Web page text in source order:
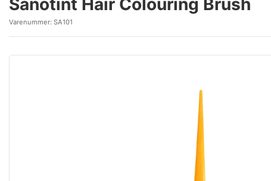
Sanotint Hair Colouring Brush
Varenummer: SA101